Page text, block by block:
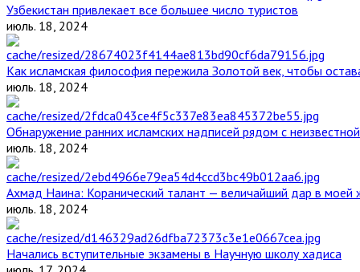
Узбекистан привлекает все большее число туристов
июль. 18, 2024
Как исламская философия пережила Золотой век, чтобы
июль. 18, 2024
Обнаружение ранних исламских надписей рядом с
июль. 18, 2024
Ахмад Наина: Коранический талант — величайший дар в моей
июль. 18, 2024
Начались вступительные экзамены в Научную школу хадиса